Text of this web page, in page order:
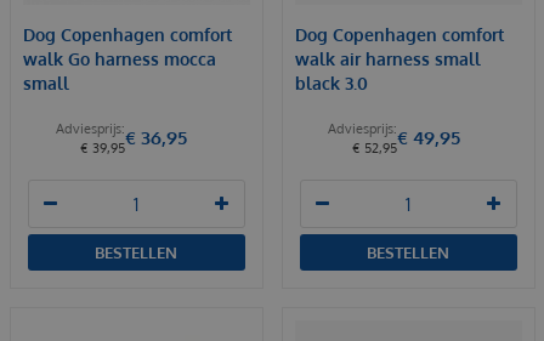
Dog Copenhagen comfort
walk Go harness mocca
small
€ 39,95€ 36,95
BESTELLEN
Dog Copenhagen comfort
walk air harness small
black 3.0
€ 52,95€ 49,95
BESTELLEN